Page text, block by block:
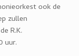
ook de
zullen
R.K.
uur.